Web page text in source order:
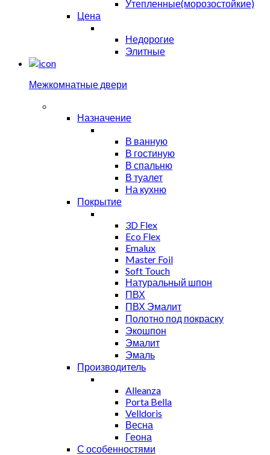
Утепленные(морозостойкие)
Цена
Недорогие
Элитные
Межкомнатные двери
Назначение
В ванную
В гостиную
В спальню
В туалет
На кухню
Покрытие
3D Flex
Eco Flex
Emalux
Master Foil
Soft Touch
Натуральный шпон
ПВХ
ПВХ Эмалит
Полотно под покраску
Экошпон
Эмалит
Эмаль
Производитель
Alleanza
Porta Bella
Velldoris
Весна
Геона
С особенностями